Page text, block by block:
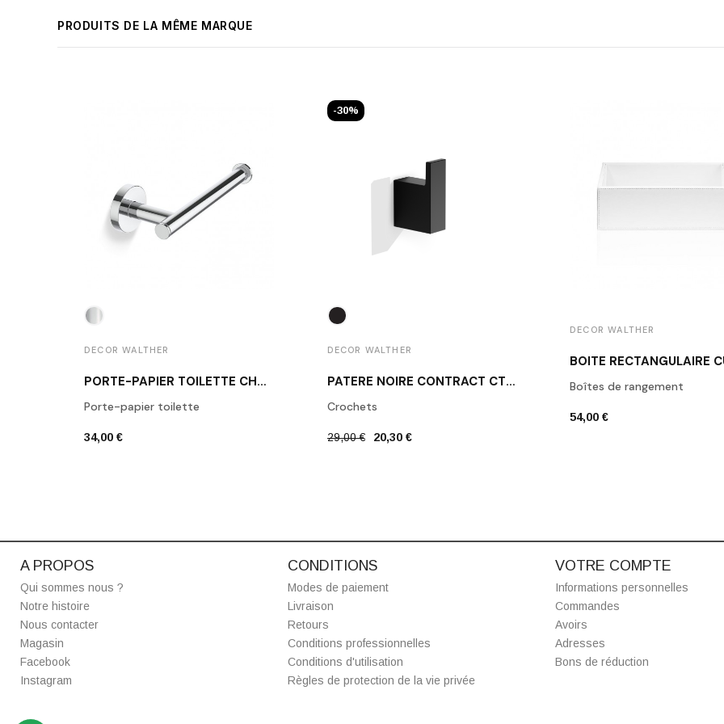
PRODUITS DE LA MÊME MARQUE
DECOR WALTHER
PORTE-PAPIER TOILETTE CHROME POLI BA TPH1
Porte-papier toilette
34,00 €
DECOR WALTHER
PATÈRE NOIRE CONTRACT CT HAK1 DECOR WALTHER
Crochets
29,00 € 20,30 €
-30%
DECOR WALTHER
Boîtes de rangement
54,00 €
A PROPOS
Qui sommes nous ?
Notre histoire
Nous contacter
Magasin
Facebook
Instagram
CONDITIONS
Modes de paiement
Livraison
Retours
Conditions professionnelles
Conditions d'utilisation
Règles de protection de la vie privée
VOTRE COMPTE
Informations personnelles
Commandes
Avoirs
Adresses
Bons de réduction